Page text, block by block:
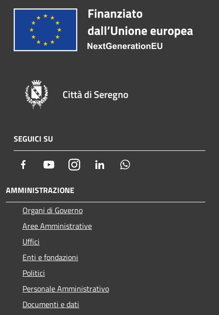
Città di Seregno
SEGUICI SU
Facebook YoutubeInstagram LinkedIn
AMMINISTRAZIONE
Organi di Governo
Aree Amministrative
Uffici
Enti e fondazioni
Politici
Personale Amministrativo
Documenti e dati